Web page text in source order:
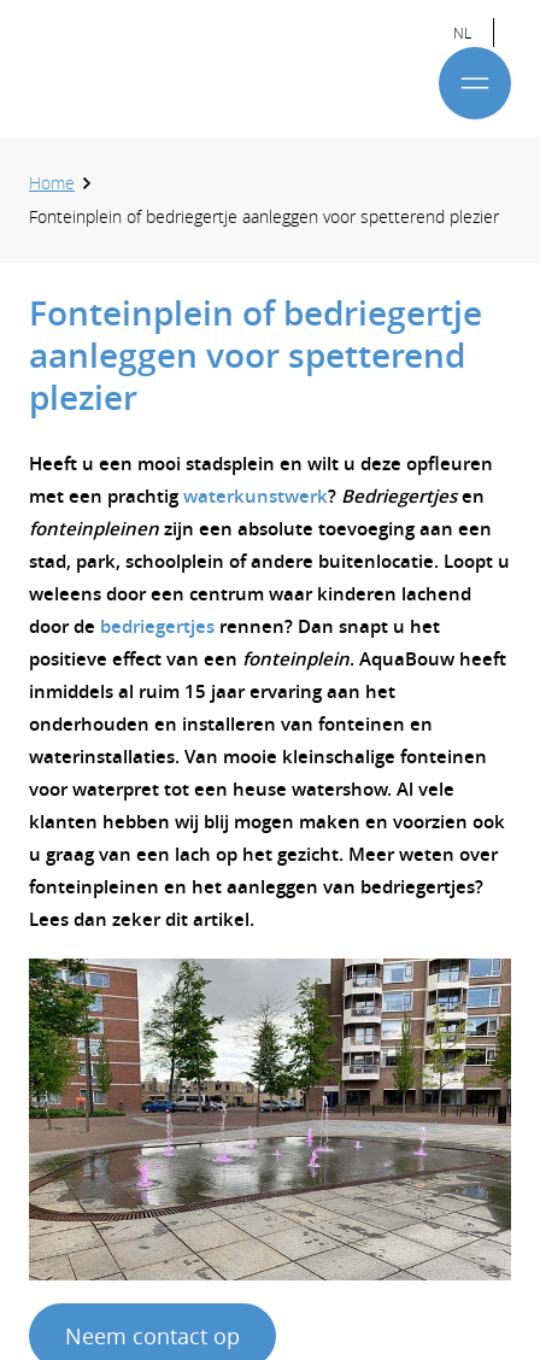
NL
Home
Fonteinplein of bedriegertje aanleggen voor spetterend plezier
Fonteinplein of bedriegertje
aanleggen voor spetterend
plezier
Heeft u een mooi stadsplein en wilt u deze opfleuren
met een prachtigwaterkunstwerk? Bedriegertjesen
fonteinpleinenzijn een absolute toevoeging aan een
stad, park, schoolplein of andere buitenlocatie. Loopt u
weleens door een centrum waar kinderen lachend
door de bedriegertjes rennen? Dan snapt u het
positieve effect van een fonteinplein. AquaBouw heeft
inmiddels al ruim 15 jaar ervaring aan het
onderhouden en installeren van fonteinen en
waterinstallaties. Van mooie kleinschalige fonteinen
voor waterpret tot een heuse watershow. Al vele
klanten hebben wij blij mogen maken en voorzien ook
u graag van een lach op het gezicht. Meer weten over
fonteinpleinen en het aanleggen van bedriegertjes?
Lees dan zeker dit artikel.
Neem contact op